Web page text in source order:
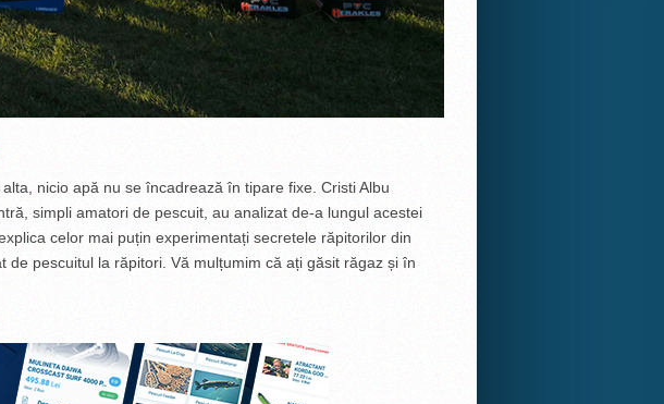
nicio apă nu se încadrează în tipare fixe. Cristi Albu
simpli amatori de pescuit, au analizat de-a lungul acestei
celor mai puțin experimentați secretele răpitorilor din
de pescuitul la răpitori. Vă mulțumim că ați găsit răgaz și în